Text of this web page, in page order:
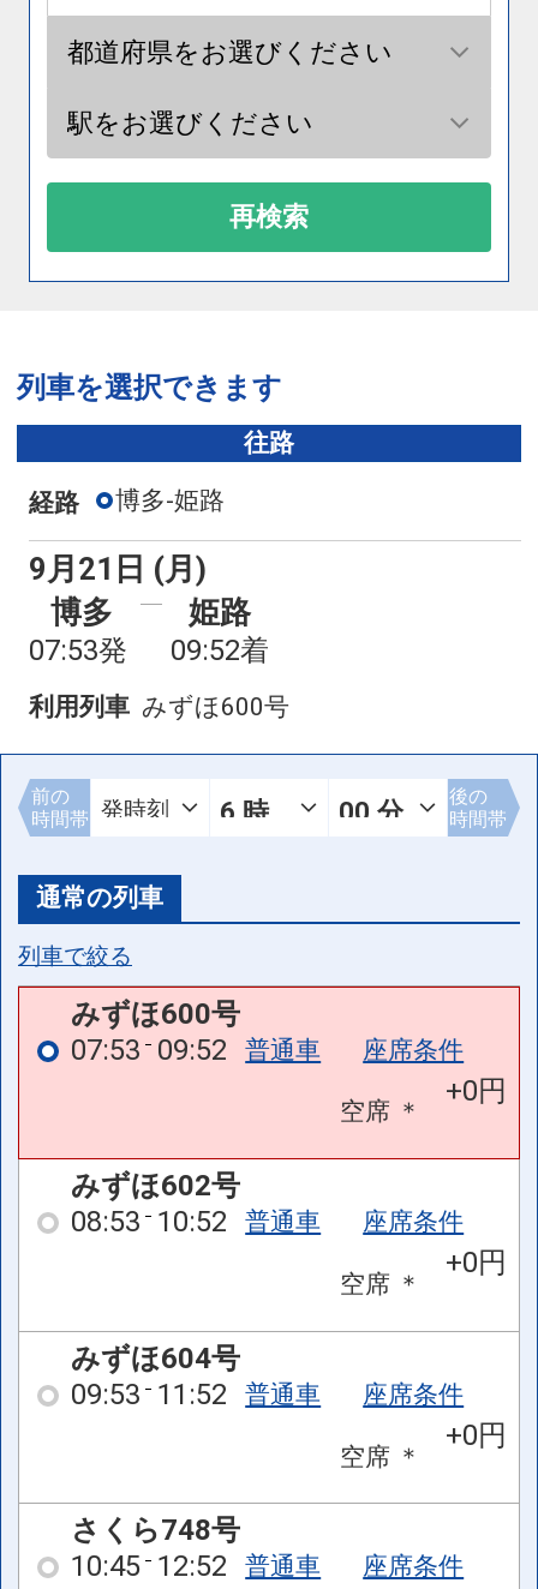
再検索
列車を選択できます
往路
経路 博多-姫路
9月21日 (月)
博多
07:53発
姫路
09:52着
利用列車 みずほ600号
前の
時間帯
後の
時間帯
通常の列車
列車で絞る
みずほ600号
07:53 09:52 普通車 座席条件
空席 ＊
+0円
みずほ602号
08:53 10:52 普通車 座席条件
空席 ＊
+0円
みずほ604号
09:53 11:52 普通車 座席条件
空席 ＊
+0円
さくら748号
10:45 12:52 普通車 座席条件